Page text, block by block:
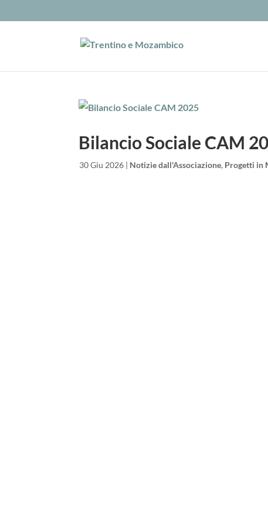
Bilancio Sociale CAM
30 Giu 2026 | Notizie dall'Associazione, Progetti in